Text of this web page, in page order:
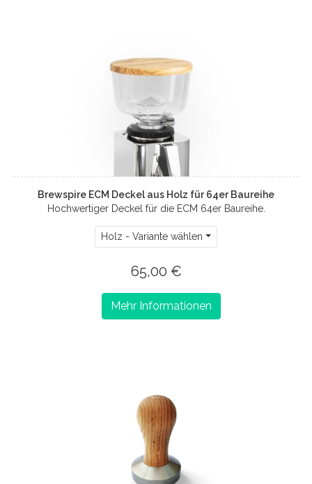
Brewspire ECM Deckel aus Holz für 64er Baureihe
Hochwertiger Deckel für die ECM 64er Baureihe.
Holz - Variante wählen
65,00 €
Mehr Informationen